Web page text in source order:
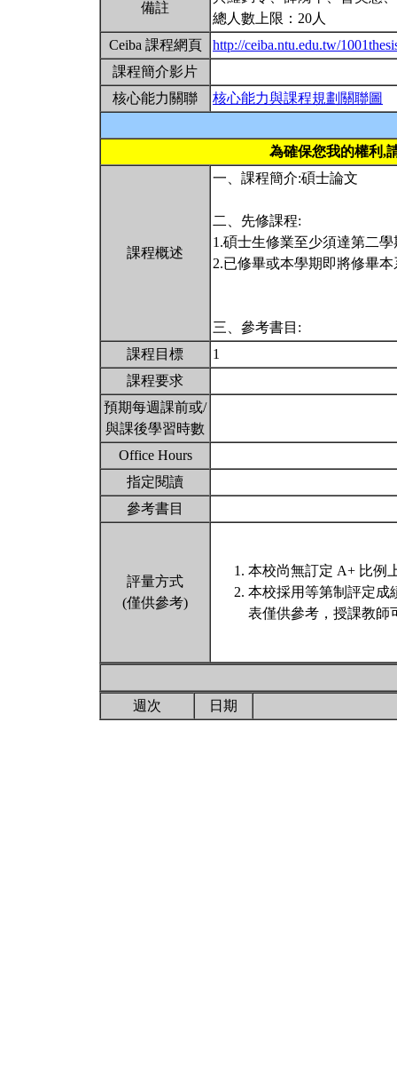
備註
總人數上限：20人
Ceiba 課程網頁
http://ceiba.ntu.edu.tw/
課程簡介影片
核心能力關聯
核心能力與課程規劃關聯圖
為確保您我的權利,
課程概述
一、課程簡介:碩士論文
二、先修課程:
1.碩士生修業至少須達第二學
2.已修畢或本學期即將修畢
三、參考書目:
課程目標
1
課程要求
預期每週課前或/
與課後學習時數
Office Hours
指定閱讀
參考書目
評量方式
(僅供參考)
本校尚無訂定 A+ 比例
本校採用等第制評定成
表僅供參考，授課教師
週次 日期